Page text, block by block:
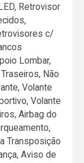
Retrovisor
c/
Lombar,
Não
Volante
Volante
Airbag do
Transposição
Aviso de